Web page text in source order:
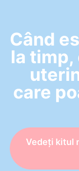
Când
la timp,
care
Vedeți kitul